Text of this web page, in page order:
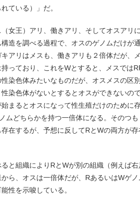
ている）」だ。
女王）アリ、働きアリ、そしてオスアリ
造を調べる過程で、オスのゲノムだけが
アリはメスも、働きアリも２倍体だが、
っており、これをWとすると、メスでは
染色体みたいなものだが、オスメスの区
染色体がないとするとオスができないの
まるとオスになって性生殖だけのために
ムどちらかを持つ一倍体になる。そのつ
在するが、予想に反してRとWの両方が
と組織によりRとWが別の組織（例えば
ら、オスは一倍体だが、RあるいはWゲ
性を示唆している。